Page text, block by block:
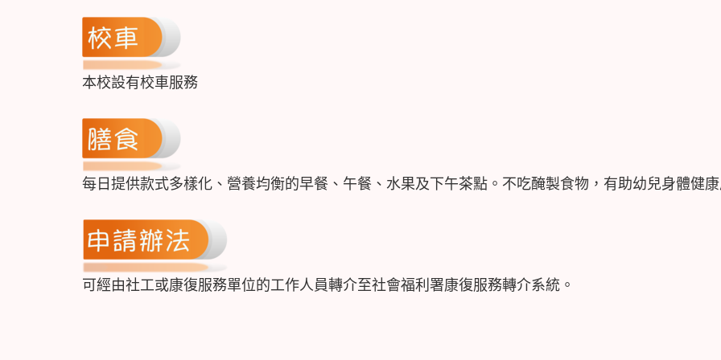
本校設有校車服務
每日提供款式多樣化、營養均衡的早餐、午餐、水果及下午茶點。不吃醃製食物，有助幼兒身體健
可經由社工或康復服務單位的工作人員轉介至社會福利署康復服務轉介系統。